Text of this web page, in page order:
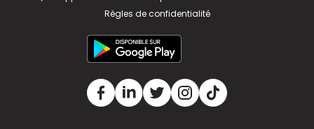
Règles de confidentialité